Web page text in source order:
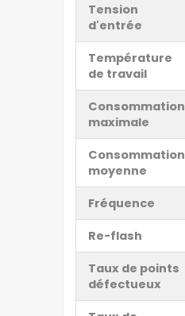
Tension
d'entrée
Température
de travail
Consommation
maximale
Consommation
moyenne
Fréquence
Re-flash
Taux de points
défectueux